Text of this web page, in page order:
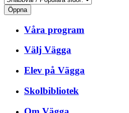
Öppna
Våra program
Välj Vägga
Elev på Vägga
Skolbibliotek